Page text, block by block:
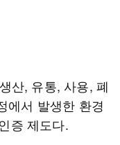
산, 유통, 사용, 폐
에서 발생한 환경
증 제도다.